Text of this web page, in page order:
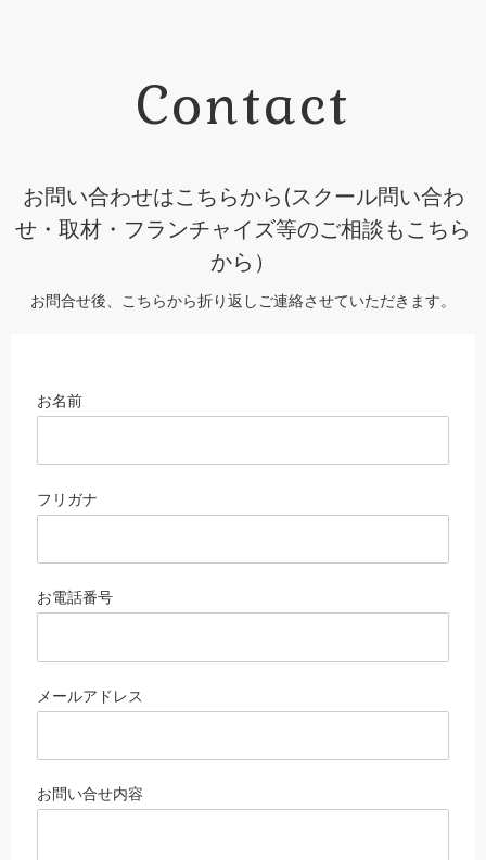
Contact
お問い合わせはこちらから(スクール問い合わ
せ・取材・フランチャイズ等のご相談もこちら
から）
お問合せ後、こちらから折り返しご連絡させていただきます。
お名前
フリガナ
お電話番号
メールアドレス
お問い合せ内容